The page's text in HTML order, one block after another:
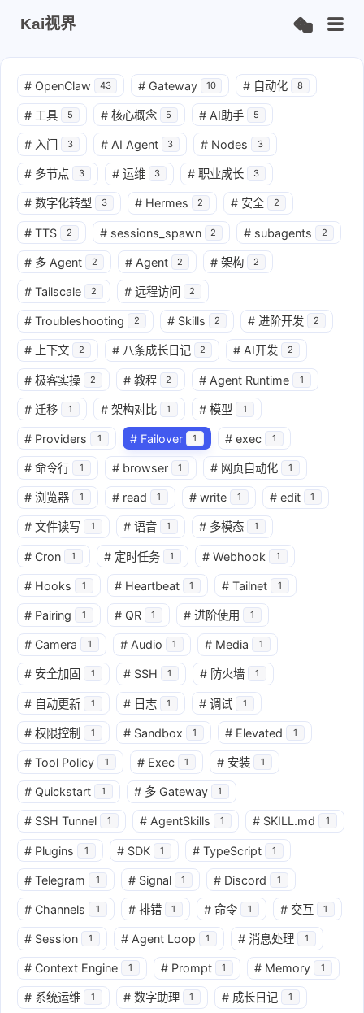
Kai视界
# OpenClaw 43 # Gateway 10 # 自动化 8
# 工具 5 # 核心概念 5 # AI助手 5
# 入门 3 # AI Agent 3 # Nodes 3
# 多节点 3 # 运维 3 # 职业成长 3
# 数字化转型 3 # Hermes 2 # 安全 2
# TTS 2 # sessions_spawn 2 # subagents 2
# 多 Agent 2 # Agent 2 # 架构 2
# Tailscale 2 # 远程访问 2
# Troubleshooting 2 # Skills 2 # 进阶开发 2
# 上下文 2 # 八条成长日记 2 # AI开发 2
# 极客实操 2 # 教程 2 # Agent Runtime 1
# 迁移 1 # 架构对比 1 # 模型 1
# Providers 1 # Failover 1 # exec 1
# 命令行 1 # browser 1 # 网页自动化 1
# 浏览器 1 # read 1 # write 1 # edit 1
# 文件读写 1 # 语音 1 # 多模态 1
# Cron 1 # 定时任务 1 # Webhook 1
# Hooks 1 # Heartbeat 1 # Tailnet 1
# Pairing 1 # QR 1 # 进阶使用 1
# Camera 1 # Audio 1 # Media 1
# 安全加固 1 # SSH 1 # 防火墙 1
# 自动更新 1 # 日志 1 # 调试 1
# 权限控制 1 # Sandbox 1 # Elevated 1
# Tool Policy 1 # Exec 1 # 安装 1
# Quickstart 1 # 多 Gateway 1
# SSH Tunnel 1 # AgentSkills 1 # SKILL.md 1
# Plugins 1 # SDK 1 # TypeScript 1
# Telegram 1 # Signal 1 # Discord 1
# Channels 1 # 排错 1 # 命令 1 # 交互 1
# Session 1 # Agent Loop 1 # 消息处理 1
# Context Engine 1 # Prompt 1 # Memory 1
# 系统运维 1 # 数字助理 1 # 成长日记 1